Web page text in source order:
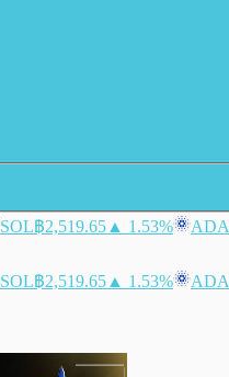
SOL฿2,519.65 ▲ 1.53% ADA
SOL฿2,519.65 ▲ 1.53% ADA